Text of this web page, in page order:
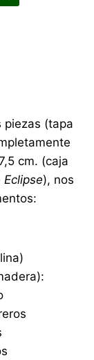
piezas (tapa
cm. (caja
Eclipse), nos